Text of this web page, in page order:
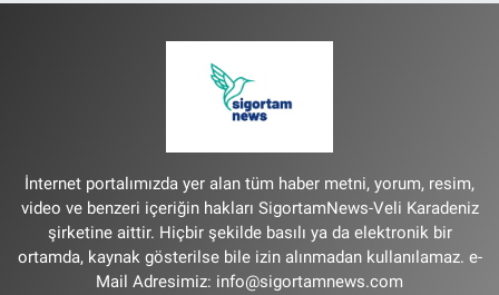
İnternet portalımızda yer alan tüm haber metni, yorum, resim,
video ve benzeri içeriğin hakları SigortamNews-Veli Karadeniz
şirketine aittir. Hiçbir şekilde basılı ya da elektronik bir
ortamda, kaynak gösterilse bile izin alınmadan kullanılamaz. e-
Mail Adresimiz: info@sigortamnews.com